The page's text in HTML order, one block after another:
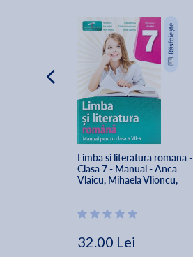
Limba si literatura romana -
Clasa 7 - Manual - Anca
Vlaicu, Mihaela Vlioncu,
Popescu, Simona Dobrescu
32.00 Lei